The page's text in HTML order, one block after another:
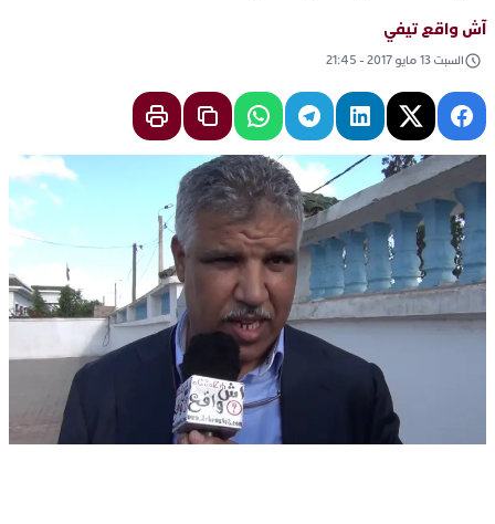
آش واقع تيفي
السبت 13 مايو 2017 - 21:45